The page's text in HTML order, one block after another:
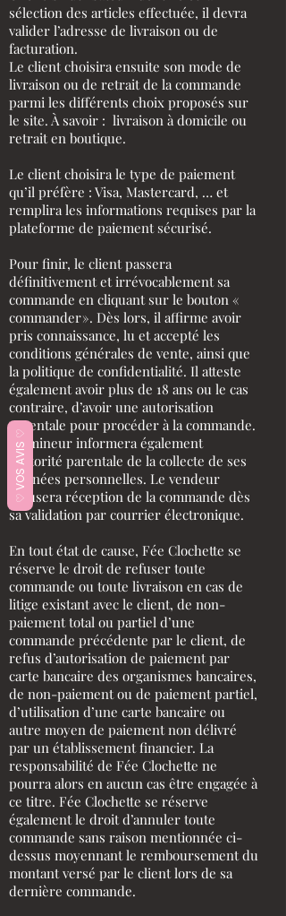
sélection des articles effectuée, il devra
valider l’adresse de livraison ou de
facturation.
Le client choisira ensuite son mode de
livraison ou de retrait de la commande
parmi les différents choix proposés sur
le site. À savoir : livraison à domicile ou
retrait en boutique.
Le client choisira le type de paiement
qu’il préfère : Visa, Mastercard, … et
remplira les informations requises par la
plateforme de paiement sécurisé.
Pour finir, le client passera
définitivement et irrévocablement sa
commande en cliquant sur le bouton «
commander ». Dès lors, il affirme avoir
pris connaissance, lu et accepté les
conditions générales de vente, ainsi que
la politique de confidentialité. Il atteste
également avoir plus de 18 ans ou le cas
contraire, d’avoir une autorisation
parentale pour procéder à la commande.
Le mineur informera également
l’autorité parentale de la collecte de ses
données personnelles. Le vendeur
accusera réception de la commande dès
sa validation par courrier électronique.
En tout état de cause, Fée Clochette se
réserve le droit de refuser toute
commande ou toute livraison en cas de
litige existant avec le client, de non-
paiement total ou partiel d’une
commande précédente par le client, de
refus d’autorisation de paiement par
carte bancaire des organismes bancaires,
de non-paiement ou de paiement partiel,
d’utilisation d’une carte bancaire ou
autre moyen de paiement non délivré
par un établissement financier. La
responsabilité de Fée Clochette ne
pourra alors en aucun cas être engagée à
ce titre. Fée Clochette se réserve
également le droit d’annuler toute
commande sans raison mentionnée ci-
dessus moyennant le remboursement du
montant versé par le client lors de sa
dernière commande.
♡ VOS AVIS ♡